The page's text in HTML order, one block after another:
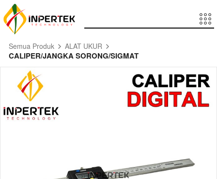
Semua Produk ALAT UKUR
CALIPER/JANGKA SORONG/SIGMAT